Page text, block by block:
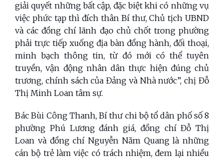
giải quyết những bất cập, đặc biệt khi có những vụ
việc phức tạp thì đích thân Bí thư, Chủ tịch UBND
và các đồng chí lãnh đạo chủ chốt trong phường
phải trực tiếp xuống địa bàn đồng hành, đối thoại,
minh bạch thông tin, từ đó mới có thể tuyên
truyền, vận động nhân dân thực hiện đúng chủ
trương, chính sách của Đảng và Nhà nước”, chị Đỗ
Thị Minh Loan tâm sự.
Bác Bùi Công Thanh, Bí thư chi bộ tổ dân phố số 8
phường Phú Lương đánh giá, đồng chí Đỗ Thị
Loan và đồng chí Nguyễn Năm Quang là những
cán bộ trẻ làm việc có trách nhiệm, đem lại nhiều